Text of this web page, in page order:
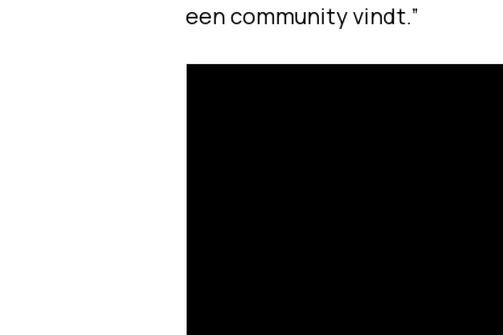
een community vindt.”